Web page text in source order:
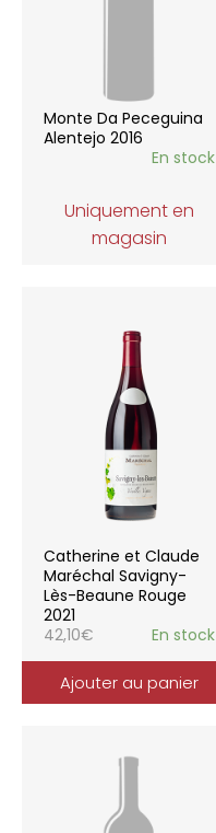
Monte Da Peceguina
Alentejo 2016
En stock
Uniquement en
magasin
Catherine et Claude
Maréchal Savigny-
Lès-Beaune Rouge
2021
42,10€ En stock
Ajouter au panier